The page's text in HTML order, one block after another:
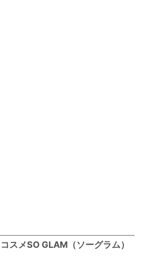
スメSO GLAM（ソーグラム）